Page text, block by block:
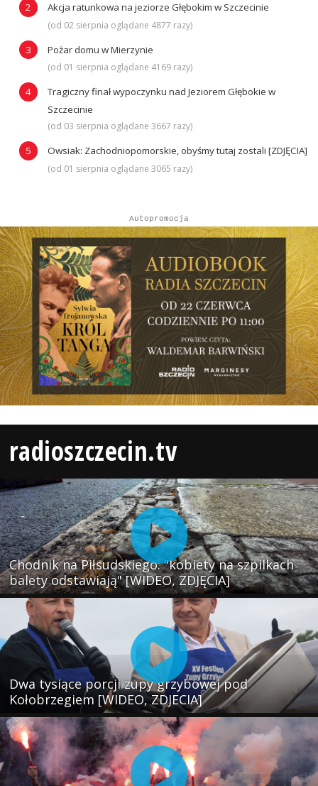
Akcja ratunkowa na jeziorze Głębokim w Szczecinie
(od 02 sierpnia oglądane 4877 razy)
Pożar domu w Mierzynie
(od 01 sierpnia oglądane 4169 razy)
Tragiczny finał wypoczynku nad Jeziorem Głębokie w
Szczecinie
(od 03 sierpnia oglądane 3667 razy)
Owsiak: Zachodniopomorskie, obyśmy tutaj zostali [ZDJĘCIA]
(od 01 sierpnia oglądane 3065 razy)
Autopromocja
radioszczecin.tv
Chodnik na Piłsudskiego: "kobiety na szpilkach
balety odstawiają" [WIDEO, ZDJĘCIA]
Dwa tysiące porcji zupy grzybowej pod
Kołobrzegiem [WIDEO, ZDJECIA]